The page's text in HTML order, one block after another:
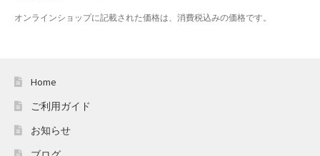
プライバシーポリシー
ベンダーメンバーシップ
ベンダー登録
オンラインショップに記載された価格は、消費税込みの価格です。
Home
ご利用ガイド
お知らせ